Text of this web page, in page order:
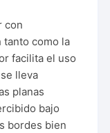
con
tanto como la
facilita el uso
lleva
planas
bajo
bordes bien